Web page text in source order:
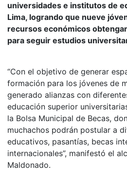
universidades e institutos de
Lima, logrando que nueve
recursos económicos
para seguir estudios
“Con el objetivo de generar
formación para los jóvenes de
generado alianzas con
educación superior
la Bolsa Municipal de Becas,
muchachos podrán postular a
educativos, pasantías, becas
internacionales”, manifestó el
Maldonado.